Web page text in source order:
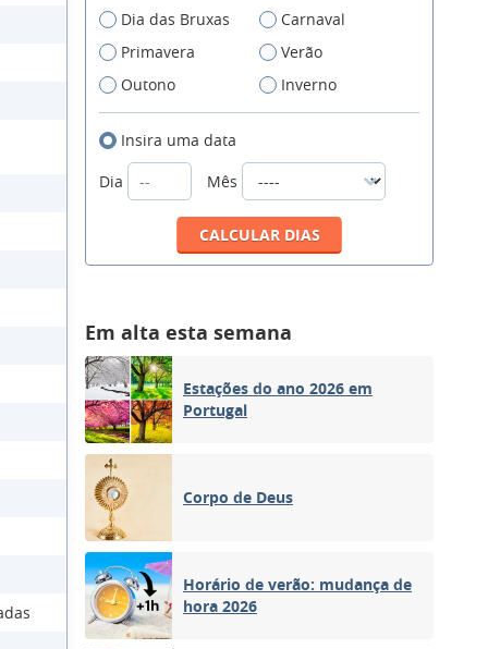
Dia das Bruxas
Carnaval
Primavera
Verão
Outono
Inverno
Insira uma data
Dia
Mês
Em alta esta semana
Estações do ano 2026 em
Portugal
Corpo de Deus
Horário de verão: mudança de
hora 2026